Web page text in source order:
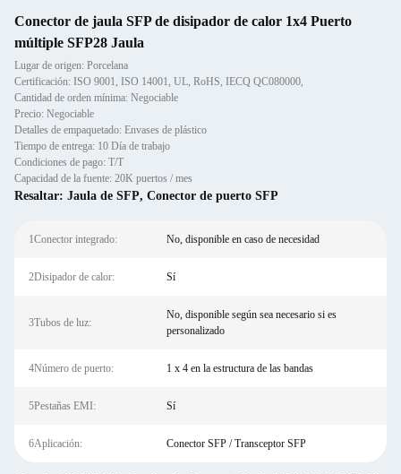
Conector de jaula SFP de disipador de calor 1x4 Puerto
múltiple SFP28 Jaula
Lugar de origen: Porcelana
Certificación: ISO 9001, ISO 14001, UL, RoHS, IECQ QC080000,
Cantidad de orden mínima: Negociable
Precio: Negociable
Detalles de empaquetado: Envases de plástico
Tiempo de entrega: 10 Día de trabajo
Condiciones de pago: T/T
Capacidad de la fuente: 20K puertos / mes
Resaltar: Jaula de SFP, Conector de puerto SFP
1Conector integrado: No, disponible en caso de necesidad
2Disipador de calor: Sí
3Tubos de luz:
No, disponible según sea necesario si es
personalizado
4Número de puerto: 1 x 4 en la estructura de las bandas
5Pestañas EMI: Sí
6Aplicación: Conector SFP / Transceptor SFP